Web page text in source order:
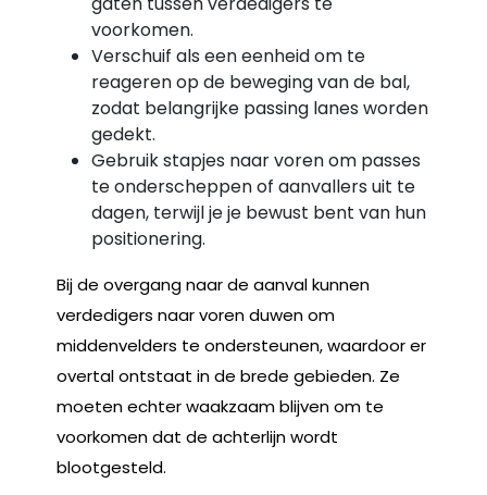
voorkomen.
Verschuif als een eenheid om te
reageren op de beweging van de bal,
zodat belangrijke passing lanes worden
gedekt.
Gebruik stapjes naar voren om passes
te onderscheppen of aanvallers uit te
dagen, terwijl je je bewust bent van hun
positionering.
Bij de overgang naar de aanval kunnen
verdedigers naar voren duwen om
middenvelders te ondersteunen, waardoor er
overtal ontstaat in de brede gebieden. Ze
moeten echter waakzaam blijven om te
voorkomen dat de achterlijn wordt
blootgesteld.